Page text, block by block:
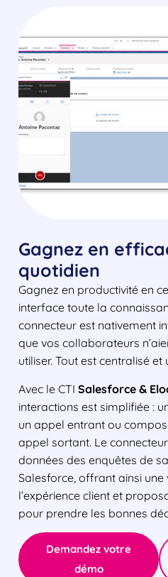
Gagnez en
quotidien
Gagnez en productivité en
interface toute la
connecteur est nativement
que vos collaborateurs
utiliser. Tout est centralisé
Avec le CTI Salesforce &
interactions est simplifiée :
un appel entrant ou
appel sortant. Le
données des enquêtes de
Salesforce, offrant ainsi une
l’expérience client et
pour prendre les bonnes
Demandez votre
démo